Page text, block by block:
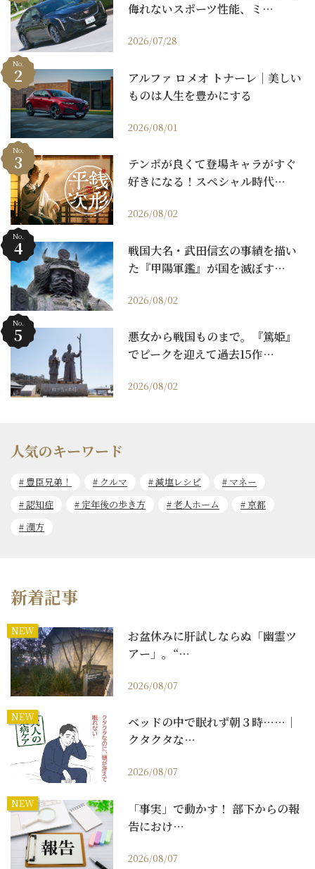
侮れないスポーツ性能、ミ…
2026/07/28
アルファ ロメオ トナーレ｜美しい
ものは人生を豊かにする
2026/08/01
No.
テンポが良くて登場キャラがすぐ
好きになる！スペシャル時代…
2026/08/02
No.
戦国大名・武田信玄の事績を描い
た『甲陽軍鑑』が国を滅ぼす…
2026/08/02
No.
悪女から戦国ものまで。『篤姫』
でピークを迎えて過去15作…
2026/08/02
No.
人気のキーワード
豊臣兄弟！ クルマ 減塩レシピ
マネー
認知症
定年後の歩き方 老人ホーム
京都
漢方
新着記事
NEW
お盆休みに肝試しならぬ「幽霊ツ
アー」。“…
2026/08/07
NEW
ベッドの中で眠れず朝３時……｜
クタクタな…
2026/08/07
NEW
「事実」で動かす！ 部下からの報
告におけ…
2026/08/07